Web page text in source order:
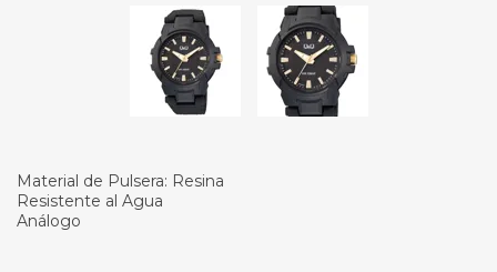
Material de Pulsera: Resina
Resistente al Agua
Análogo